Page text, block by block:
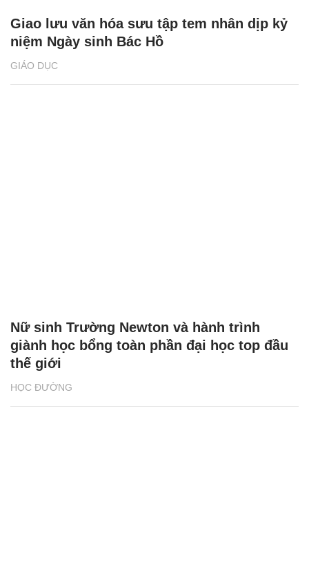
GIÁO DỤC
Giao lưu văn hóa sưu tập tem nhân dịp kỷ
niệm Ngày sinh Bác Hồ
HỌC ĐƯỜNG
Nữ sinh Trường Newton và hành trình
giành học bổng toàn phần đại học top đầu
thế giới